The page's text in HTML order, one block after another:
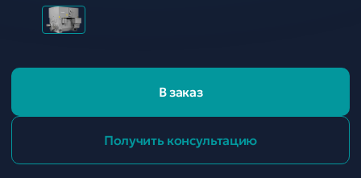
В заказ
Получить консультацию